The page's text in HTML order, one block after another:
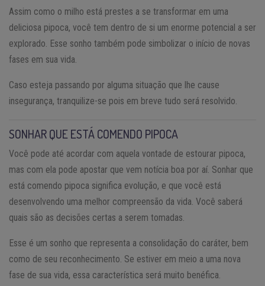
Assim como o milho está prestes a se transformar em uma
deliciosa pipoca, você tem dentro de si um enorme potencial a ser
explorado. Esse sonho também pode simbolizar o início de novas
fases em sua vida.
Caso esteja passando por alguma situação que lhe cause
insegurança, tranquilize-se pois em breve tudo será resolvido.
SONHAR QUE ESTÁ COMENDO PIPOCA
Você pode até acordar com aquela vontade de estourar pipoca,
mas com ela pode apostar que vem notícia boa por aí. Sonhar que
está comendo pipoca significa evolução, e que você está
desenvolvendo uma melhor compreensão da vida. Você saberá
quais são as decisões certas a serem tomadas.
Esse é um sonho que representa a consolidação do caráter, bem
como de seu reconhecimento. Se estiver em meio a uma nova
fase de sua vida, essa característica será muito benéfica.